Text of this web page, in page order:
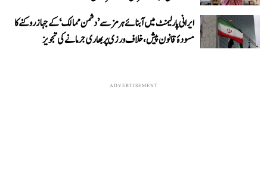
ایرانی پارلیمنٹ میں آبنائے ہرمز سے ’دشمن ممالک‘ کے جہاز روکنے کا
مسودۂ قانون پیش، خلاف ورزی پر بھاری جرمانے کی تجویز
ADVERTISEMENT